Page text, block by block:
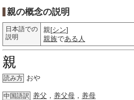
親の概念の説明
日本語での
説明
親[シン]
親族である人
親
読み方 おや
中国語訳 养父 ， 养父母 ， 养母